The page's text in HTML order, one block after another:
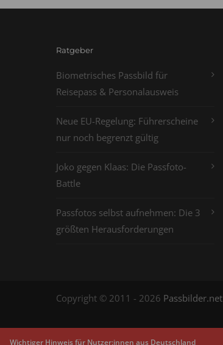
Ratgeber
Biometrisches Passbild für
Reisepass & Personalausweis
Neue EU-Regelung: Führerscheine
nur noch begrenzt gültig
Joko gegen Klaas: Die Passfoto-
Battle
Passfotos selbst aufnehmen: Die 3
größten Herausforderungen
Copyright © 2011 - 2026 Passbilder.net
Wichtiger Hinweis für Nutzer:innen aus Deutschland